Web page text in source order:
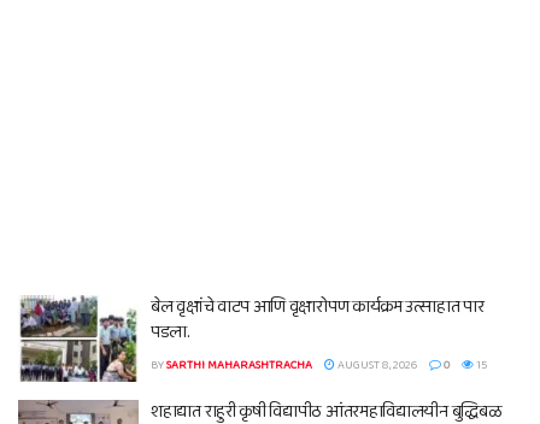
बेल वृक्षांचे वाटप आणि वृक्षारोपण कार्यक्रम उत्साहात पार
पडला.
BYSARTHI MAHARASHTRACHA AUGUST 8, 2026 0 15
शहाद्यात राहुरी कृषी विद्यापीठ आंतरमहाविद्यालयीन बुद्धिबळ